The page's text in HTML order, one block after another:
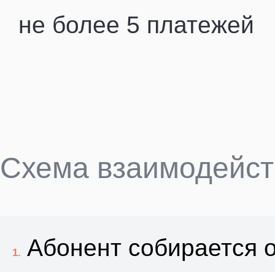
не более 5 платежей
Схема
1. Абонент собирается